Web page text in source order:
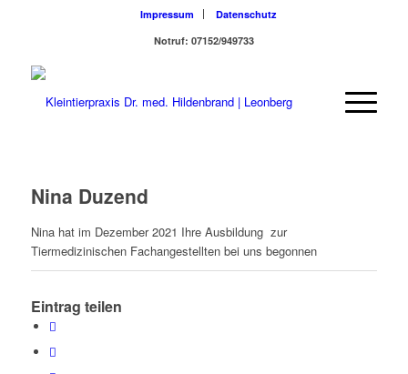
Impressum
Datenschutz
Notruf: 07152/949733
Nina Duzend
Nina hat im Dezember 2021 Ihre Ausbildung zur
Tiermedizinischen Fachangestellten bei uns begonnen
Eintrag teilen